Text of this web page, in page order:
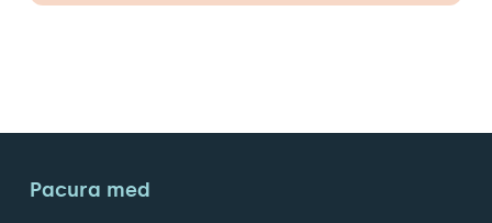
Pacura med